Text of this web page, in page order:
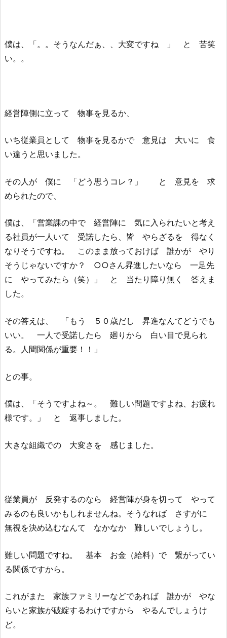
僕は、「。。そうなんだぁ、、大変ですね 」 と 苦笑
い。。
経営陣側に立って 物事を見るか、
いち従業員として 物事を見るかで 意見は 大いに 食
い違うと思いました。
その人が 僕に 「どう思うコレ？」 と 意見を 求
められたので、
僕は、「営業課の中で 経営陣に 気に入られたいと考え
る社員が一人いて 受諾したら、皆 やらざるを 得なく
なりそうですね。 このまま放っておけば 誰かが やり
そうじゃないですか？ ○○さん昇進したいなら 一足先
に やってみたら（笑）」 と 当たり障り無く 答えま
した。
その答えは、 「もう ５０歳だし 昇進なんてどうでも
いい。 一人で受諾したら 廻りから 白い目で見られ
る。人間関係が重要！！」
との事。
僕は、「そうですよね～。 難しい問題ですよね、お疲れ
様です。」 と 返事しました。
大きな組織での 大変さを 感じました。
従業員が 反発するのなら 経営陣が身を切って やって
みるのも良いかもしれませんね。そうなれば さすがに
無視を決め込むなんて なかなか 難しいでしょうし。
難しい問題ですね。 基本 お金（給料）で 繋がってい
る関係ですから。
これがまた 家族ファミリーなどであれば 誰かが やな
らいと家族が破綻するわけですから やるんでしょうけ
ど。